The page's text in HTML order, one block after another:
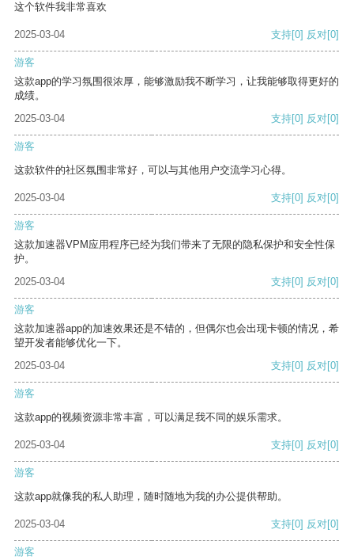
这个软件我非常喜欢
2025-03-04 支持[0] 反对[0]
游客
这款app的学习氛围很浓厚，能够激励我不断学习，让我能够取得更好的
成绩。
2025-03-04
支持[0] 反对[0]
游客
这款软件的社区氛围非常好，可以与其他用户交流学习心得。
2025-03-04 支持[0] 反对[0]
游客
这款加速器VPM应用程序已经为我们带来了无限的隐私保护和安全性保
护。
2025-03-04
支持[0] 反对[0]
游客
这款加速器app的加速效果还是不错的，但偶尔也会出现卡顿的情况，希
望开发者能够优化一下。
2025-03-04
支持[0] 反对[0]
游客
这款app的视频资源非常丰富，可以满足我不同的娱乐需求。
2025-03-04 支持[0] 反对[0]
游客
这款app就像我的私人助理，随时随地为我的办公提供帮助。
2025-03-04 支持[0] 反对[0]
游客